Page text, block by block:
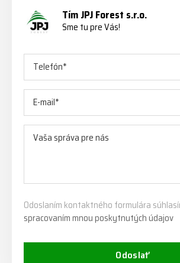
Tím JPJ Forest s.r.o.
Sme tu pre Vás!
Odoslaním kontaktného formulára
spracovaním mnou poskytnutých údajov
Odoslať